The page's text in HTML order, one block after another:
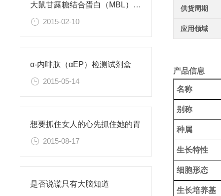
大鼠甘露糖结合蛋白（MBL）ELISA试剂盒
2015-02-10
α-内啡肽（αEP）检测试剂盒
2015-05-14
想要抓住女人的心先抓住她的胃
2015-08-17
是否说谎只有大脑知道
供货周期
应用领域
产品信息
名称
别称
种属
生长特性
细胞形态
生长培养基